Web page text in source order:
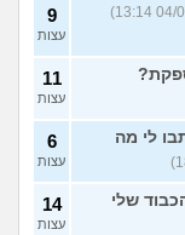
9
עצות
11
עצות
לי מה
6
עצות
שלי 14
עצות